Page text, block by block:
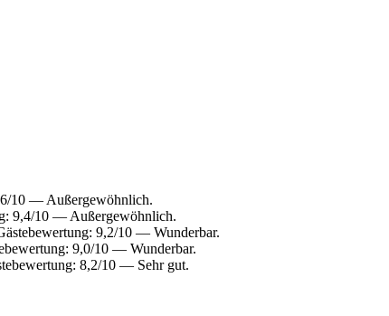
10 — Außergewöhnlich.
9,4/10 — Außergewöhnlich.
9,2/10 — Wunderbar.
9,0/10 — Wunderbar.
8,2/10 — Sehr gut.